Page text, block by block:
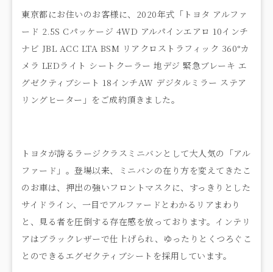
東京都にお住いのお客様に、2020年式「トヨタ アルファ
ード 2.5S Cパッケージ 4WD アルパインエアロ 10インチ
ナビ JBL ACC LTA BSM リアクロストラフィック 360°カ
メラ LEDライト シートクーラー 地デジ 緊急ブレーキ エ
グゼクティブシート 18インチAW デジタルミラー ステア
リングヒーター」をご成約頂きました。
トヨタが誇るラージクラスミニバンとして大人気の「アル
ファード」。登場以来、ミニバンの在り方を変えてきたこ
のお車は、押出の強いフロントマスクに、すっきりとした
サイドライン、一目でアルファードとわかるリアまわり
と、見る者を圧倒する存在感を放っております。インテリ
アはブラックレザーで仕上げられ、ゆったりとくつろぐこ
とのできるエグゼクティブシートを採用しています。